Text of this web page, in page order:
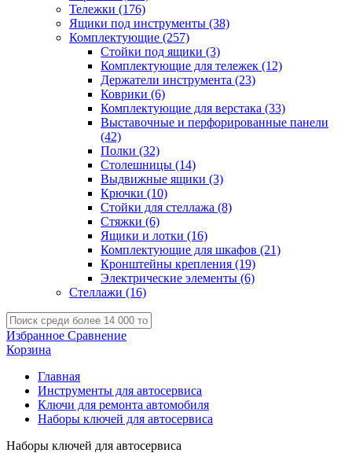
Тележки (176)
Ящики под инструменты (38)
Комплектующие (257)
Стойки под ящики (3)
Комплектующие для тележек (12)
Держатели инструмента (23)
Коврики (6)
Комплектующие для верстака (33)
Выставочные и перфорированные панели
(42)
Полки (32)
Столешницы (14)
Выдвижные ящики (3)
Крючки (10)
Стойки для стеллажа (8)
Стяжки (6)
Ящики и лотки (16)
Комплектующие для шкафов (21)
Кронштейны крепления (19)
Электрические элементы (6)
Стеллажи (16)
Избранное Сравнение
Корзина
Главная
Инструменты для автосервиса
Ключи для ремонта автомобиля
Наборы ключей для автосервиса
Наборы ключей для автосервиса